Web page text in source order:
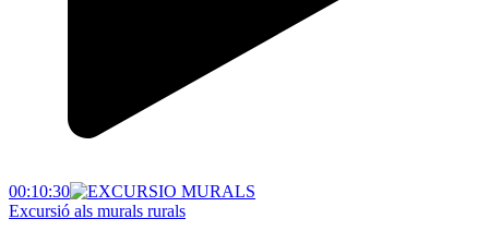
00:10:30
Excursió als murals rurals